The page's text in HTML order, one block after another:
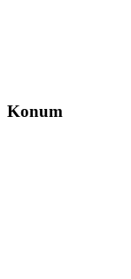
Konum